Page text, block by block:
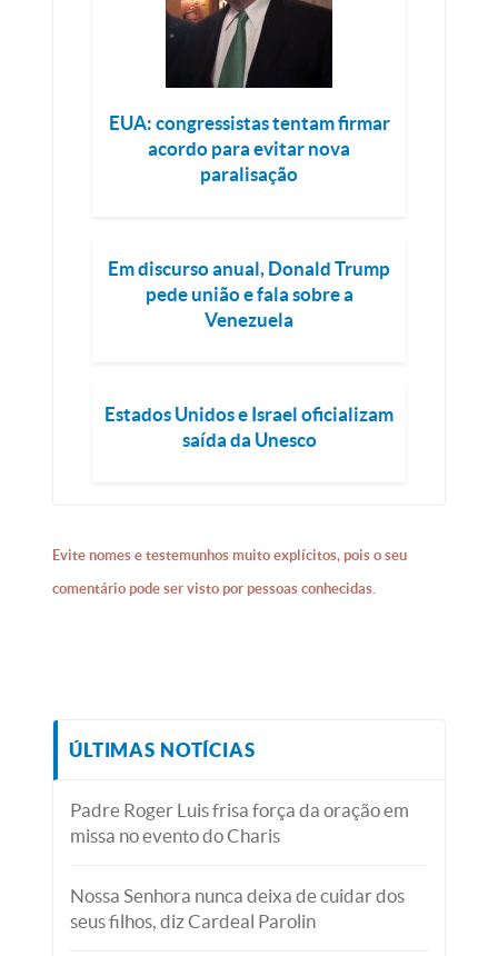
EUA: congressistas tentam firmar
acordo para evitar nova
paralisação
Em discurso anual, Donald Trump
pede união e fala sobre a
Venezuela
Estados Unidos e Israel oficializam
saída da Unesco
Evite nomes e testemunhos muito explícitos, pois o seu
comentário pode ser visto por pessoas conhecidas.
ÚLTIMAS NOTÍCIAS
Padre Roger Luis frisa força da oração em
missa no evento do Charis
Nossa Senhora nunca deixa de cuidar dos
seus filhos, diz Cardeal Parolin